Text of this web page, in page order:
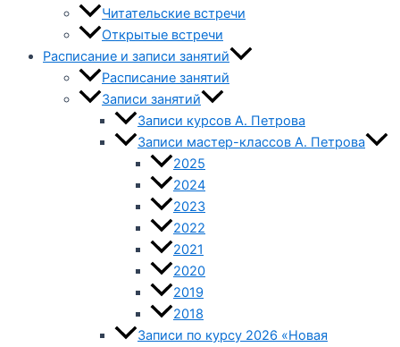
Читательские встречи
Открытые встречи
Расписание и записи занятий
Расписание занятий
Записи занятий
Записи курсов А. Петрова
Записи мастер-классов А. Петрова
2025
2024
2023
2022
2021
2020
2019
2018
Записи по курсу 2026 «Новая